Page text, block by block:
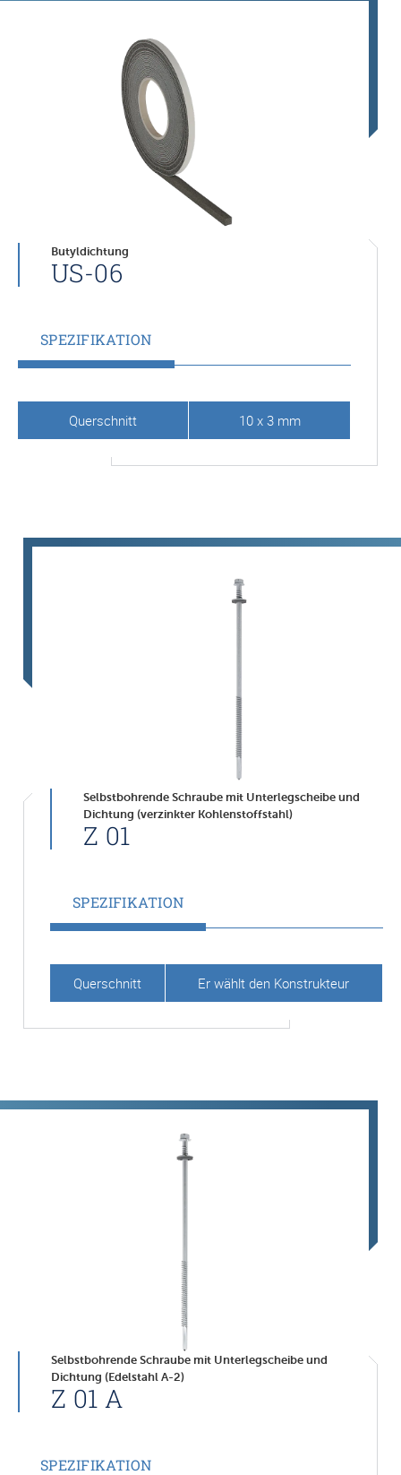
Butyldichtung
US-06
SPEZIFIKATION
Querschnitt 10 x 3 mm
Selbstbohrende Schraube mit Unterlegscheibe und
Dichtung (verzinkter Kohlenstoffstahl)
Z 01
SPEZIFIKATION
Querschnitt Er wählt den Konstrukteur
Selbstbohrende Schraube mit Unterlegscheibe und
Dichtung (Edelstahl A-2)
Z 01 A
SPEZIFIKATION